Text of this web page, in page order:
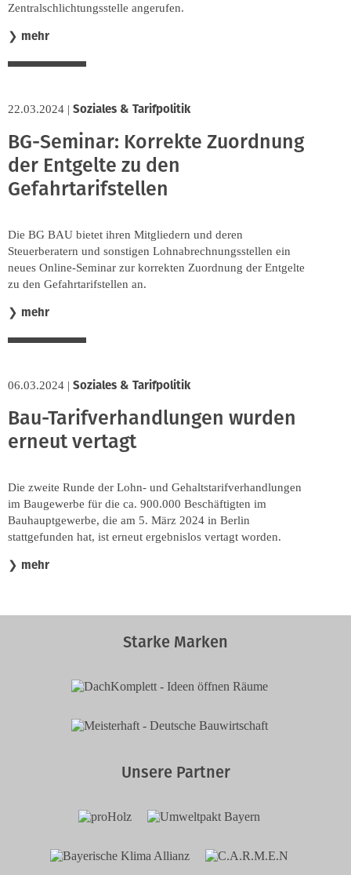
Zentralschlichtungsstelle angerufen.
❯ mehr
22.03.2024 | Soziales & Tarifpolitik
BG-Seminar: Korrekte Zuordnung
der Entgelte zu den
Gefahrtarifstellen
Die BG BAU bietet ihren Mitgliedern und deren
Steuerberatern und sonstigen Lohnabrechnungsstellen ein
neues Online-Seminar zur korrekten Zuordnung der Entgelte
zu den Gefahrtarifstellen an.
❯ mehr
06.03.2024 | Soziales & Tarifpolitik
Bau-Tarifverhandlungen wurden
erneut vertagt
Die zweite Runde der Lohn- und Gehaltstarifverhandlungen
im Baugewerbe für die ca. 900.000 Beschäftigten im
Bauhauptgewerbe, die am 5. März 2024 in Berlin
stattgefunden hat, ist erneut ergebnislos vertagt worden.
❯ mehr
Starke Marken
Unsere Partner